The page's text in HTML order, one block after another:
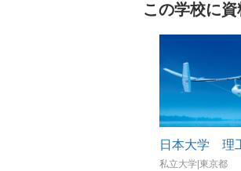
この学校に
日本大学 理
私立大学|東京都